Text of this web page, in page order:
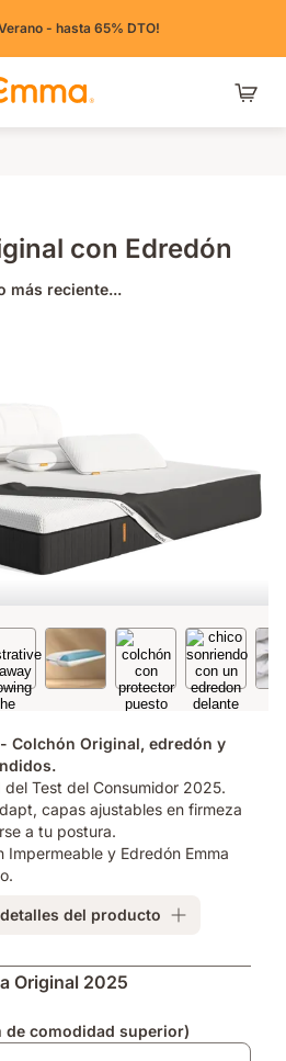
- hasta 65% DTO!
con Edredón
más reciente...
Colchón Original, edredón y
del Test del Consumidor 2025.
capas ajustables en firmeza
a tu postura.
Impermeable y Edredón Emma
del producto
Original 2025
de comodidad superior)